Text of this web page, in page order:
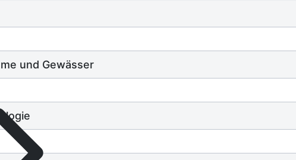
und Gewässer